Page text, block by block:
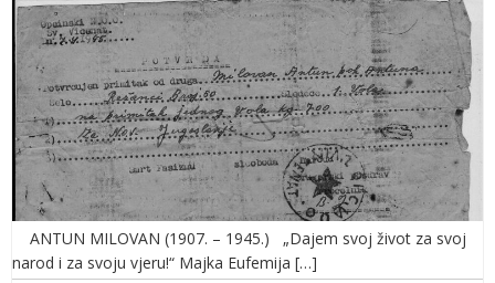
ANTUN MILOVAN (1907. – 1945.) „Dajem svoj život za svoj
narod i za svoju vjeru!“ Majka Eufemija […]